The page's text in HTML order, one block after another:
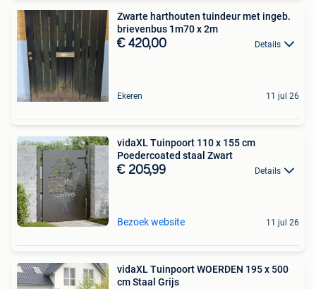
Zwarte harthouten tuindeur met ingeb.
brievenbus 1m70 x 2m
€ 420,00 Details
Ekeren 11 jul 26
vidaXL Tuinpoort 110 x 155 cm
Poedercoated staal Zwart
€ 205,99 Details
Bezoek website 11 jul 26
vidaXL Tuinpoort WOERDEN 195 x 500
cm Staal Grijs